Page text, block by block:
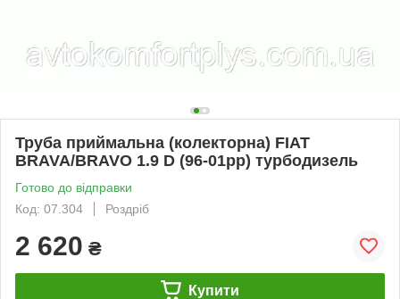
Труба приймальна (колекторна) FIAT
BRAVA/BRAVO 1.9 D (96-01рр) турбодизель
Готово до відправки
Код: 07.304
Роздріб
2 620 ₴
Купити